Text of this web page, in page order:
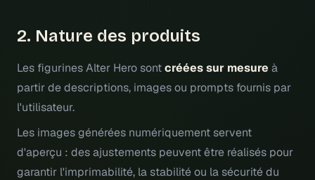
2. Nature des produits
Les figurines Alter Hero sontcréées sur mesure à
partir de descriptions, images ou prompts fournis par
l'utilisateur.
Les images générées numériquement servent
d'aperçu : des ajustements peuvent être réalisés pour
garantir l'imprimabilité, la stabilité ou la sécurité du